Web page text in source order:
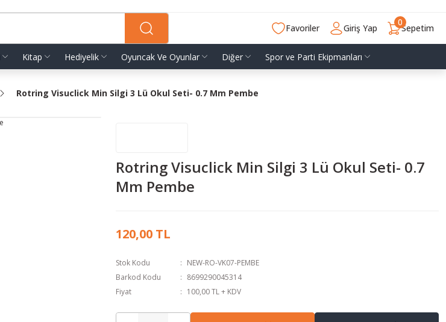
Favoriler Giriş Yap Sepetim
0
Kitap Hediyelik Oyuncak Ve Oyunlar Diğer Spor ve Parti Ekipmanları
Rotring Visuclick Min Silgi 3 Lü Okul Seti- 0.7 Mm Pembe
Rotring Visuclick Min Silgi 3 Lü Okul Seti- 0.7
Mm Pembe
120,00 TL
Stok Kodu
NEW-RO-VK07-PEMBE
Barkod Kodu
8699290045314
Fiyat
100,00 TL + KDV